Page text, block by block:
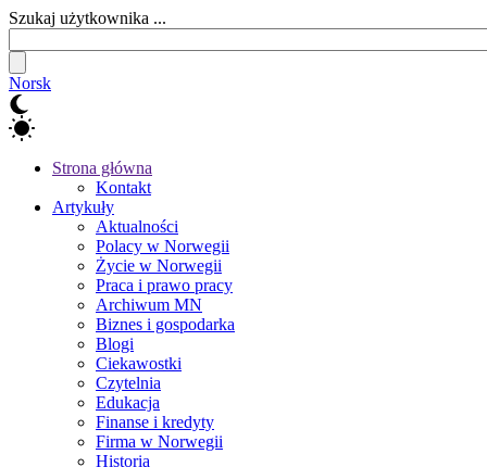
Szukaj użytkownika ...
Norsk
Strona główna
Kontakt
Artykuły
Aktualności
Polacy w Norwegii
Życie w Norwegii
Praca i prawo pracy
Archiwum MN
Biznes i gospodarka
Blogi
Ciekawostki
Czytelnia
Edukacja
Finanse i kredyty
Firma w Norwegii
Historia